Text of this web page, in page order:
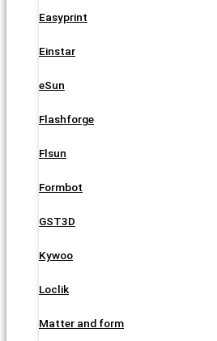
Easyprint
Einstar
eSun
Flashforge
Flsun
Formbot
GST3D
Kywoo
Loclik
Matter and form